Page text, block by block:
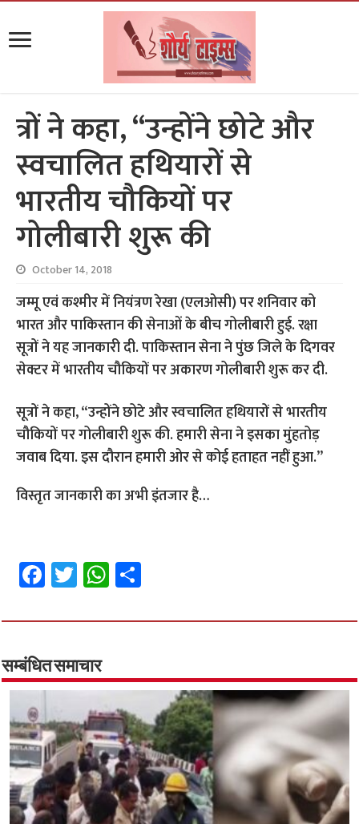
त्रों ने कहा, “उन्होंने छोटे और
स्वचालित हथियारों से
भारतीय चौकियों पर
गोलीबारी शुरू की
October 14, 2018
जम्मू एवं कश्मीर में नियंत्रण रेखा (एलओसी) पर शनिवार को
भारत और पाकिस्तान की सेनाओं के बीच गोलीबारी हुई. रक्षा
सूत्रों ने यह जानकारी दी. पाकिस्तान सेना ने पुंछ जिले के दिगवर
सेक्टर में भारतीय चौकियों पर अकारण गोलीबारी शुरू कर दी.
सूत्रों ने कहा, “उन्होंने छोटे और स्वचालित हथियारों से भारतीय
चौकियों पर गोलीबारी शुरू की. हमारी सेना ने इसका मुंहतोड़
जवाब दिया. इस दौरान हमारी ओर से कोई हताहत नहीं हुआ.”
विस्तृत जानकारी का अभी इंतजार है…
Fa
ce
b
o
o
k
T
wi
tt
er
W
h
at
p
p
ar
सम्बंधित समाचार